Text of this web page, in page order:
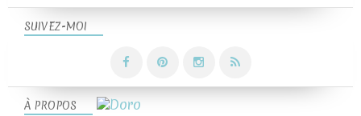
SUIVEZ-MOI
À PROPOS